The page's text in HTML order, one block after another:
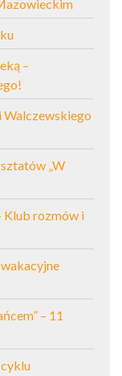
–
Walczewskiego
„W
Klub rozmów i
– 11